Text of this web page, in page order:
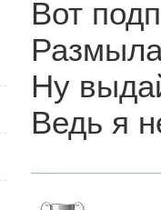
Вот
Ну
Ведь я